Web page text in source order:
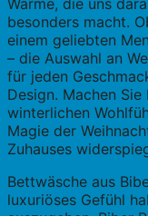
besonders macht.
einem geliebten
– die Auswahl an
für jeden
Design. Machen
winterlichen
Magie der
Zuhauses
Bettwäsche aus
luxuriöses Gefühl